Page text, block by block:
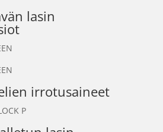
lasin
irrotusaineet
P